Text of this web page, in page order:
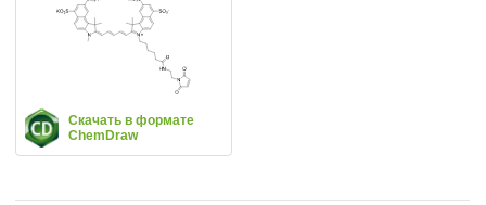
Скачать в формате
ChemDraw